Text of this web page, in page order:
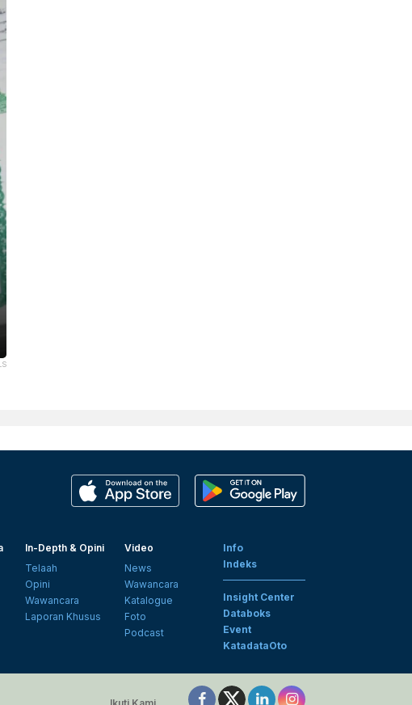
In-Depth & Opini
Telaah
Opini
Wawancara
Laporan Khusus
Video
News
Wawancara
Katalogue
Foto
Podcast
Info
Indeks
Insight Center
Databoks
Event
KatadataOto